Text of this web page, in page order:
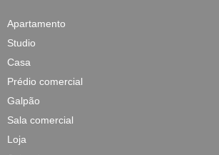
Apartamento
Studio
Casa
Prédio comercial
Galpão
Sala comercial
Loja